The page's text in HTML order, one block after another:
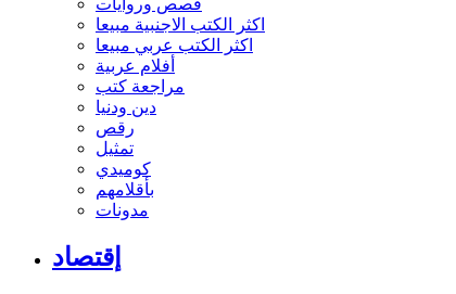
قصص وروايات
اكثر الكتب الاجنبية مبيعا
اكثر الكتب عربي مبيعا
أفلام عربية
مراجعة كتب
دين ودنيا
رقص
تمثيل
كوميدي
بأقلامهم
مدونات
إقتصاد